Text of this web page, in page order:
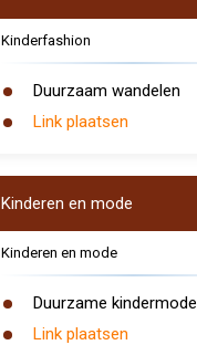
Kinderfashion
Duurzaam wandelen
Link plaatsen
Kinderen en mode
Kinderen en mode
Duurzame kindermode
Link plaatsen